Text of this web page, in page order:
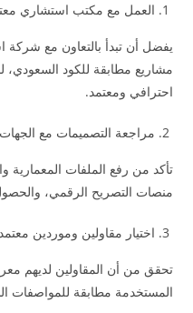
العمل مع مكتب استشاري
يفضل أن تبدأ بالتعاون مع
مشاريع مطابقة للكود
احترافي ومعتمد.
مراجعة التصميمات مع
تأكد من رفع الملفات المعمارية
منصات التصريح الرقمي،
اختيار مقاولين وموردين
تحقق من أن المقاولين لديهم
المستخدمة مطابقة للمواصفات